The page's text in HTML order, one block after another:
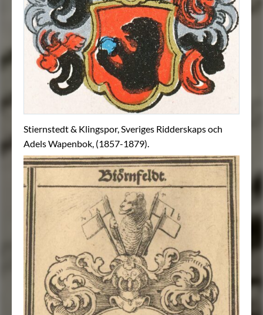
Stiernstedt & Klingspor, Sveriges Ridderskaps och
Adels Wapenbok, (1857-1879).